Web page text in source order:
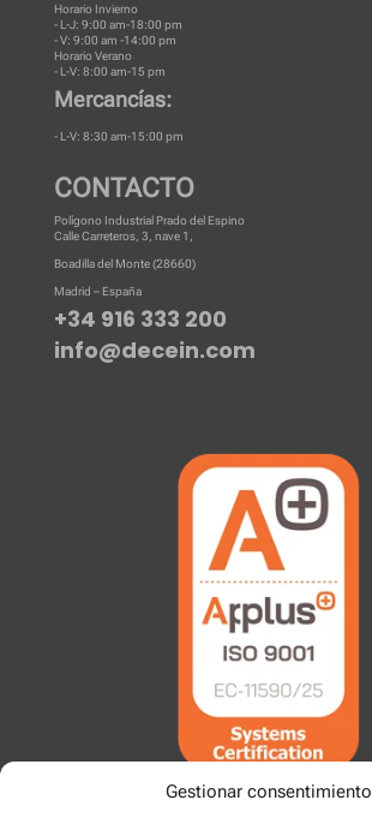
Gestionar consentimiento
Horario Invierno
- L-J: 9:00 am-18:00 pm
- V: 9:00 am -14:00 pm
Horario Verano
- L-V: 8:00 am-15 pm
Mercancías:
- L-V: 8:30 am-15:00 pm
CONTACTO
Polígono Industrial Prado del Espino
Calle Carreteros, 3, nave 1,
Boadilla del Monte (28660)
Madrid – España
+34 916 333 200
info@decein.com